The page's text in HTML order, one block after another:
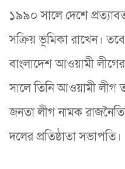
১৯৯০ সালে দেশে
সক্রিয় ভূমিকা রাখেন।
বাংলাদেশ আওয়ামী
সালে তিনি আওয়ামী লীগ
জনতা লীগ নামক
দলের প্রতিষ্ঠাতা সভাপতি।